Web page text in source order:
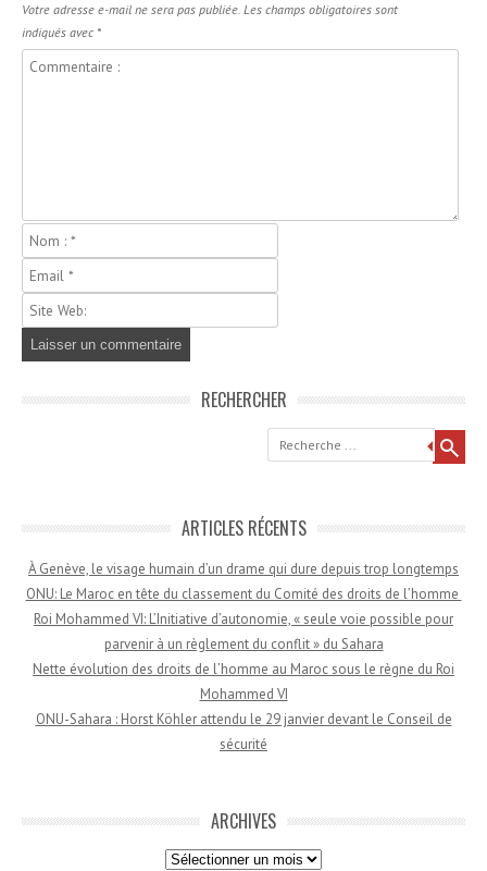
Votre adresse e-mail ne sera pas publiée. Les champs obligatoires sont
indiqués avec *
RECHERCHER
Recherche
ARTICLES RÉCENTS
À Genève, le visage humain d’un drame qui dure depuis trop longtemps
ONU: Le Maroc en tête du classement du Comité des droits de l’homme
Roi Mohammed VI: L’Initiative d’autonomie, « seule voie possible pour
parvenir à un règlement du conflit » du Sahara
Nette évolution des droits de l’homme au Maroc sous le règne du Roi
Mohammed VI
ONU-Sahara : Horst Köhler attendu le 29 janvier devant le Conseil de
sécurité
ARCHIVES
Archives